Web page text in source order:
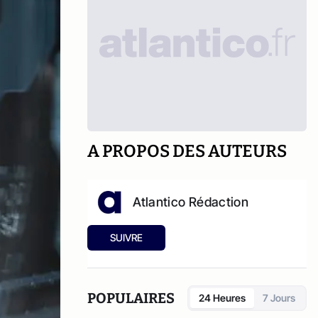
A PROPOS DES AUTEURS
Atlantico Rédaction
SUIVRE
POPULAIRES 24 Heures 7 Jours